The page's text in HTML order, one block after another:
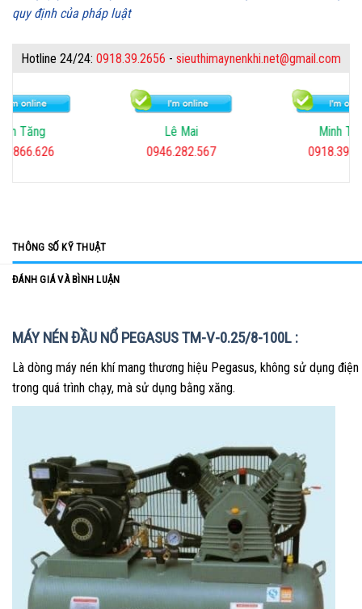
quy định của pháp luật
Hotline 24/24: 0918.39.2656 - sieuthimaynenkhi.net@gmail.com
Minh
Tăng
Lê Mai
0946.282.567
THÔNG SỐ KỸ THUẬT
ĐÁNH GIÁ VÀ BÌNH LUẬN
MÁY NÉN ĐẦU NỔ PEGASUS TM-V-0.25/8-100L :
Là dòng máy nén khí mang thương hiệu Pegasus, không sử dụng điện
trong quá trình chạy, mà sử dụng bằng xăng.